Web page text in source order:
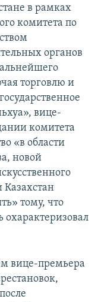
в рамках
комитета по
органов
торговлю и
вице-
комитета
«в области
новой
Казахстан
тому, что
охарактеризовал
вице-премьера